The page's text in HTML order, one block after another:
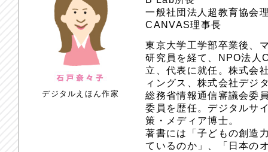
デジタルえほん作家
一般社団法人超教育協会
CANVAS理事長
東京大学工学部卒業後、
研究員を経て、NPO法人
立、代表に就任。株式会
ィングス、株式会社デジ
総務省情報通信審議会委
委員を歴任。デジタルサ
策・メディア博士。
著書には「子どもの創造
ているのか」、「日本の